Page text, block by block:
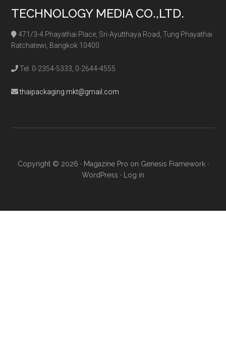
TECHNOLOGY MEDIA CO.,LTD.
471/3-4 Phayathai Place, Sri-Ayutthaya Road, Tung Phayathai
Ratchatewi, Bangkok 10400
Tel. 0-2354-5333, 0-2644-4555
thaipackaging.mkt@gmail.com
Copyright © 2026 · Magazine Pro on Genesis Framework·
WordPress · Log in